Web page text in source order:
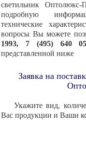
светильник
подробную
технические
вопросы Вы можете
1993, 7 (495) 640
представленной ниже
Заявка на
Укажите вид,
Вас продукции и Ваши